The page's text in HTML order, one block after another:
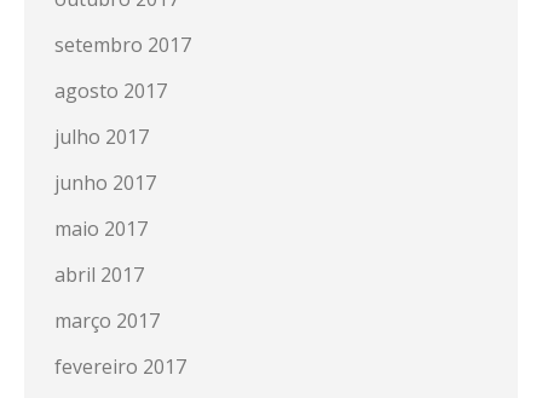
setembro 2017
agosto 2017
julho 2017
junho 2017
maio 2017
abril 2017
março 2017
fevereiro 2017